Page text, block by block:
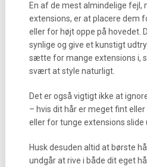
En af de mest almindelige fejl,
extensions, er at placere dem
eller for højt oppe på hovedet.
synlige og give et kunstigt
sætte for mange extensions i,
svært at style naturligt.
Det er også vigtigt ikke at
– hvis dit hår er meget fint
eller for tunge extensions slide
Husk desuden altid at børste
undgår at rive i både dit eget